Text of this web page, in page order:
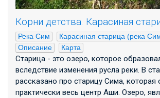
Корни детства. Карасиная
Река Сим Карасиная старица (река
Описание
Карта
Старица - это озеро, которое
вследствие изменения русла реки. В
рассказано про старицу Сима, которая
практически весь центр Аши. Озеро,